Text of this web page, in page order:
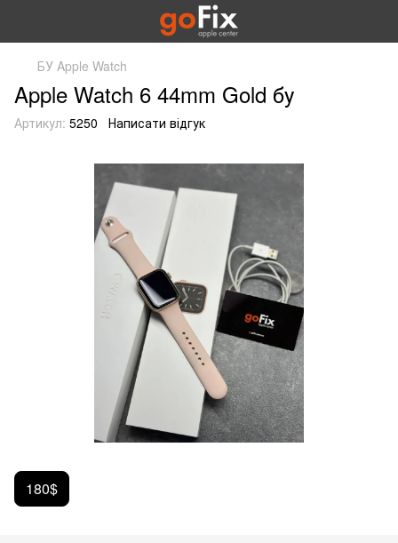
БУ Apple Watch
Apple Watch 6 44mm Gold бу
Артикул: 5250 Написати відгук
180$